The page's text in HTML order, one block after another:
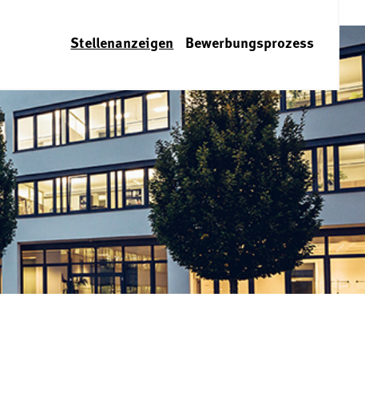
Stellenanzeigen Bewerbungsprozess